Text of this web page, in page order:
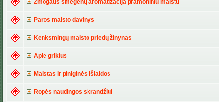
Žmogaus smegenų aromatizacija pramoniniu maistu
Paros maisto davinys
Kenksmingų maisto priedų žinynas
Apie grikius
Maistas ir piniginės išlaidos
Ropės naudingos skrandžiui